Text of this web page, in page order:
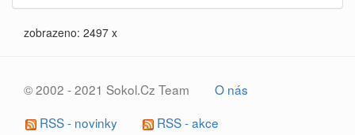
zobrazeno: 2497 x
© 2002 - 2021 Sokol.Cz Team
O nás
RSS - novinky
RSS - akce